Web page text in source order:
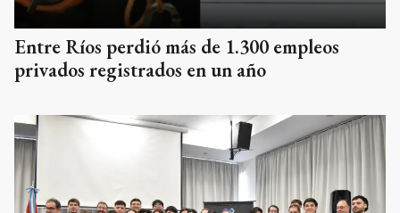
Entre Ríos perdió más de 1.300 empleos
privados registrados en un año